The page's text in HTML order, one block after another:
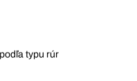
typu rúr